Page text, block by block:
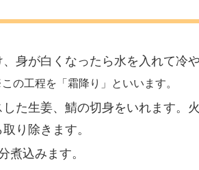
身が白くなったら水を入れて冷
の工程を「霜降り」といいます。
た生姜、鯖の切身をいれます。
り除きます。
煮込みます。